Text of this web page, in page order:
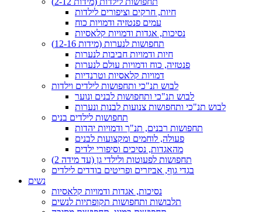
חיות, חרקים וציפורים לילדות
עמים פנטזיה ודמויות כוח
נסיכות, אגדות ודמויות קלאסיות
תחפושות לנערות (מידות 12-16)
חיות ודמויות חביבות לנערות
פנטזיה, כוח ודמויות עולם לנערות
דמויות קלאסיות וטרנדיות
לבוש תנ"כי ותחפושות לילדים וילדות
לבוש תנ"כי ותחפושות לבנים ונוער
לבוש תנ"כי ותחפושות צנועות לבנות ונערות
תחפושות לילדים בנים
תחפושות רבנים, תנ"ך ודמויות יהדות
פעולה, לוחמים ומקצועות לבנים
מהאגדות, נסיכים וסיפורי ילדים
תחפושות לפעוטות ולילדי גן (עד מידה 2)
בגדי גוף, אביזרים ופריטים בודדים לילדים
נשים
נסיכות, אגדות ודמויות קלאסיות
תלבושות ותחפושות תקופתיות לנשים